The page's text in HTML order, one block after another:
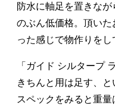
防水に軸足を置きな
のぶん低価格。頂い
った感じで物作りをし
「ガイド シルタープ
きちんと用は足す、と
スペックをみると重